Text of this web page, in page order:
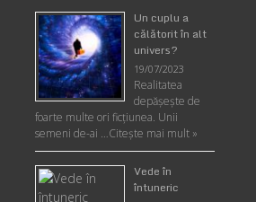
Un cuplu a
călătorit în alt
univers?
19/07/2023
Realitatea
depăşeşte de
foarte multe ori ficţiunea. Unii
semeni de-ai …Citește mai mult »
Vede în
întuneric